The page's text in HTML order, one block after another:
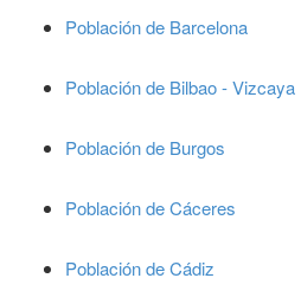
Población de Barcelona
Población de Bilbao - Vizcaya
Población de Burgos
Población de Cáceres
Población de Cádiz